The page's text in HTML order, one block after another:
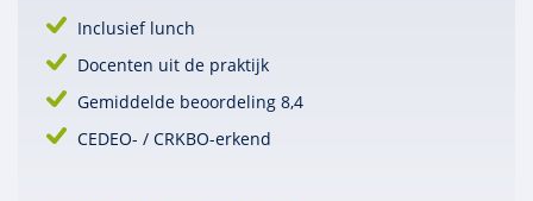
Inclusief lunch
Docenten uit de praktijk
Gemiddelde beoordeling 8,4
CEDEO- / CRKBO-erkend